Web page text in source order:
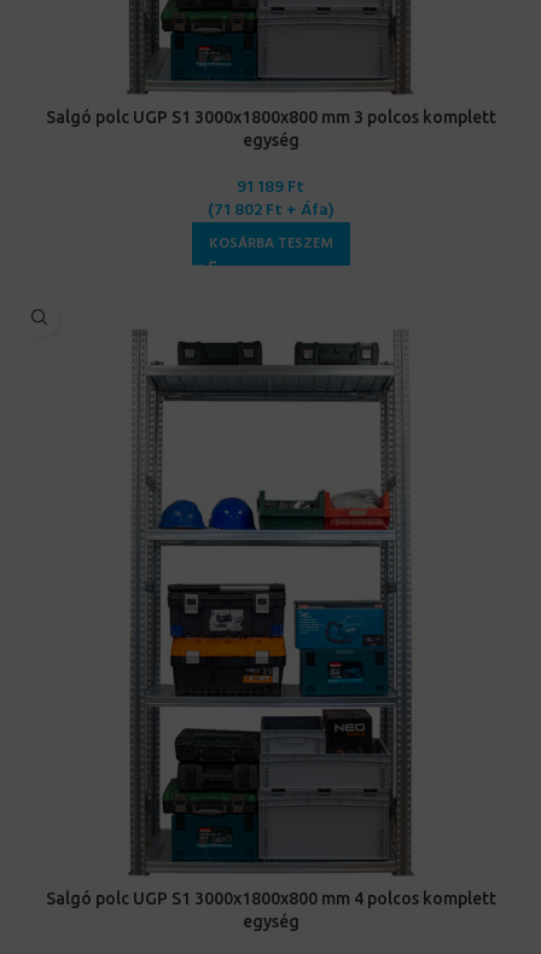
Salgó polc UGP S1 3000x1800x800 mm 3 polcos komplett
egység
91 189Ft
(71 802Ft + Áfa)
KOSÁRBA TESZEM
Salgó polc UGP S1 3000x1800x800 mm 4 polcos komplett
egység